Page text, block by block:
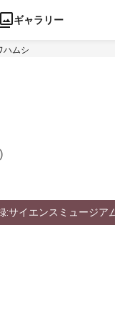
ギャラリー
ハムシ
:サイエンスミュージア